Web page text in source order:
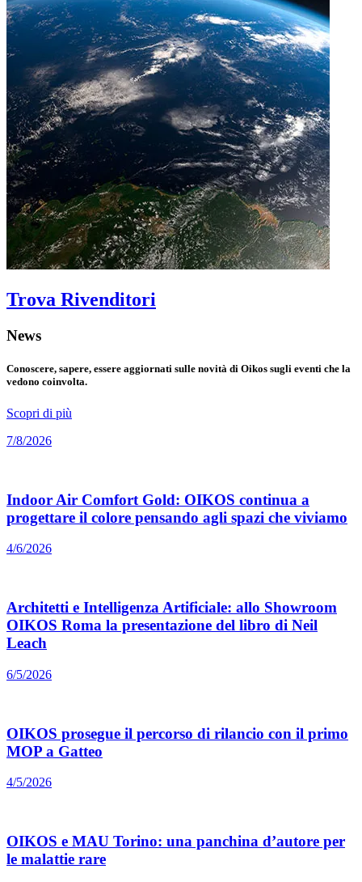
Trova Rivenditori
News
Conoscere, sapere, essere aggiornati sulle novità di Oikos sugli eventi che la
vedono coinvolta.
Scopri di più
7/8/2026
Indoor Air Comfort Gold: OIKOS continua a
progettare il colore pensando agli spazi che viviamo
4/6/2026
Architetti e Intelligenza Artificiale: allo Showroom
OIKOS Roma la presentazione del libro di Neil
Leach
6/5/2026
OIKOS prosegue il percorso di rilancio con il primo
MOP a Gatteo
4/5/2026
OIKOS e MAU Torino: una panchina d’autore per
le malattie rare